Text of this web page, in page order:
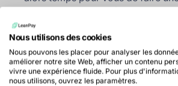
d’ouverture de procédure de
auprès d’un professionnel
Nous utilisons des cookies
Nous pouvons les placer pour analyser les
améliorer notre site Web, afficher un contenu
vivre une expérience fluide. Pour plus
nous utilisons, ouvrez les paramètres.